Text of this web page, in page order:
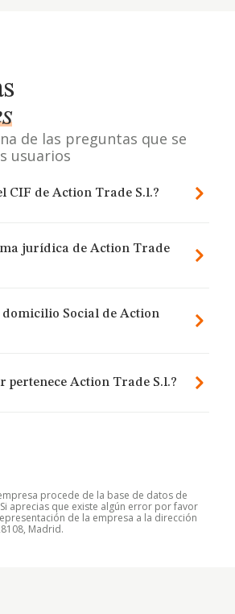
de las preguntas que se
usuarios
CIF de Action Trade S.l.?
jurídica de Action Trade
domicilio Social de Action
pertenece Action Trade S.l.?
procede de la base de datos de
Si aprecias que existe algún error por favor
de la empresa a la dirección
Madrid.